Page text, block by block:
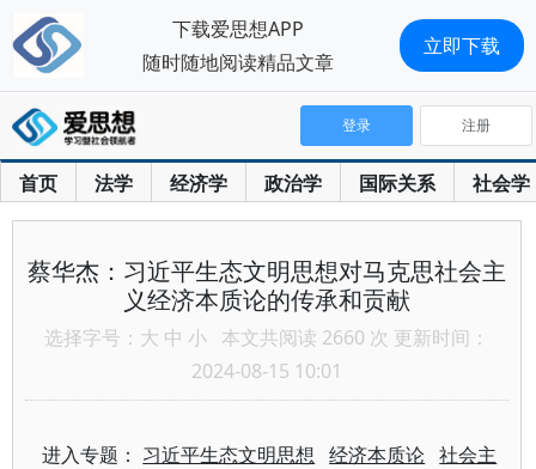
首页 法学 经济学 政治学 国际关系 社会学
登录 注册
蔡华杰：习近平生态文明思想对马克思社会主
义经济本质论的传承和贡献
选择字号： 大 中 小 本文共阅读 2660 次 更新时间：
2024-08-15 10:01
进入专题： 习近平生态文明思想 经济本质论 社会主
下载爱思想APP
随时随地阅读精品文章
立即下载